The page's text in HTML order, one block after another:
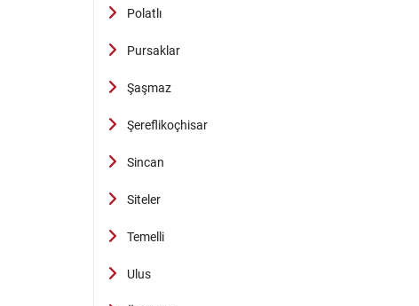
Polatlı
Pursaklar
Şaşmaz
Şereflikoçhisar
Sincan
Siteler
Temelli
Ulus